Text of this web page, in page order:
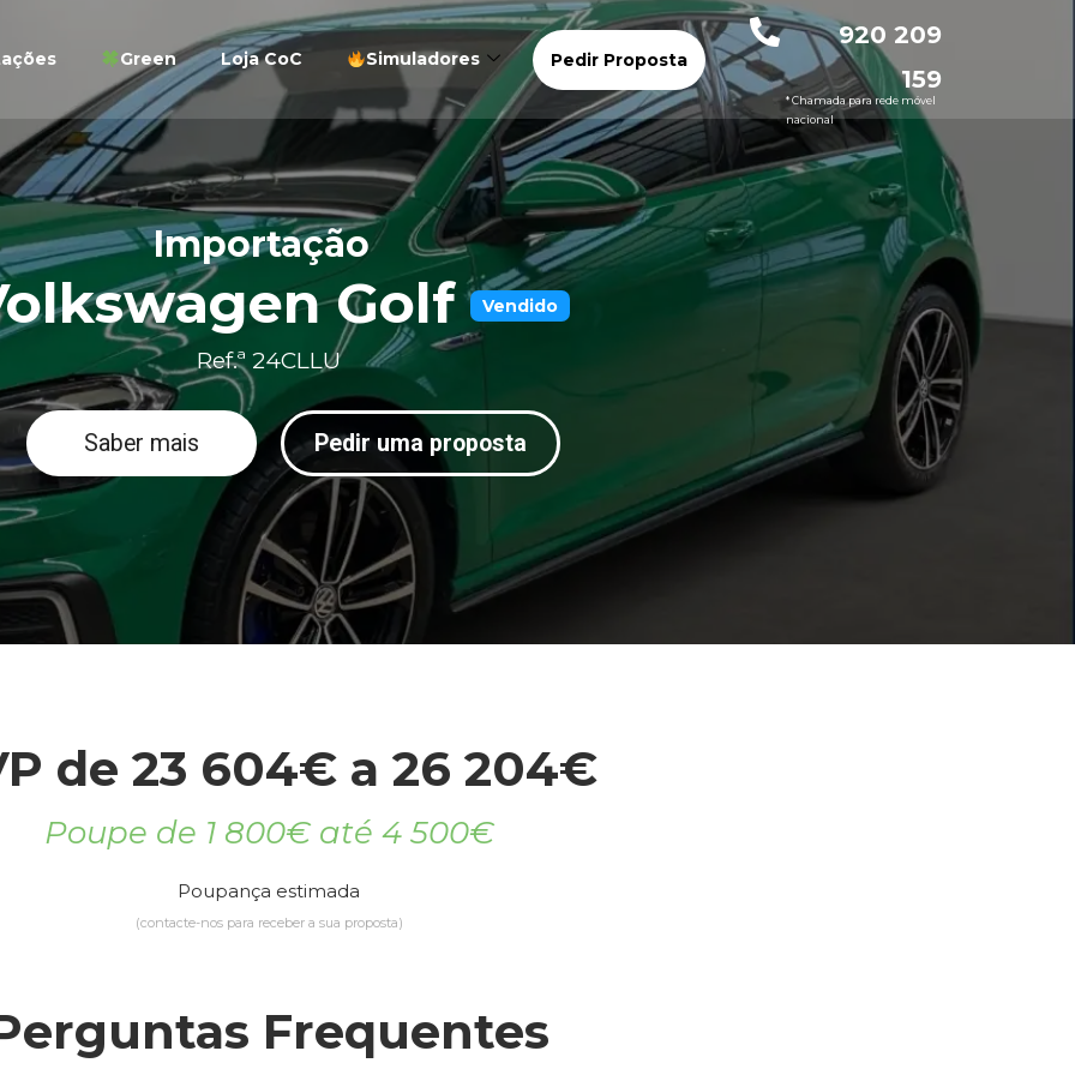
Green Loja CoC Simuladores Pedir Proposta
920 209
159
* Chamada para rede móvel
nacional
Importação
Golf Vendido
Ref.ª 24CLLU
Saber mais Pedir uma proposta
de 23 604€ a 26 204€
Poupe de 1 800€ até 4 500€
Poupança estimada
(contacte-nos para receber a sua proposta)
Frequentes